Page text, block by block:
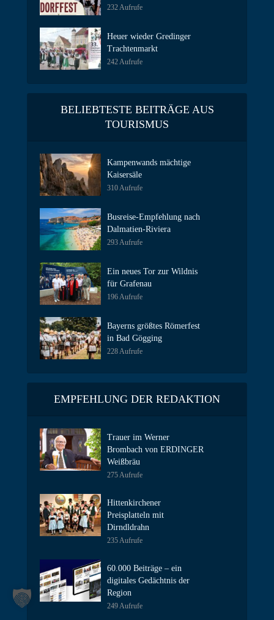
232 Aufrufe
Heuer wieder Gredinger
Trachtenmarkt
242 Aufrufe
BELIEBTESTE BEITRÄGE AUS
TOURISMUS
Kampenwands mächtige
Kaisersäle
310 Aufrufe
Busreise-Empfehlung nach
Dalmatien-Riviera
293 Aufrufe
Ein neues Tor zur Wildnis
für Grafenau
196 Aufrufe
Bayerns größtes Römerfest
in Bad Gögging
228 Aufrufe
EMPFEHLUNG DER REDAKTION
Trauer im Werner
Brombach von ERDINGER
Weißbräu
275 Aufrufe
Hittenkirchener
Preisplatteln mit
Dirndldrahn
235 Aufrufe
60.000 Beiträge – ein
digitales Gedächtnis der
Region
249 Aufrufe